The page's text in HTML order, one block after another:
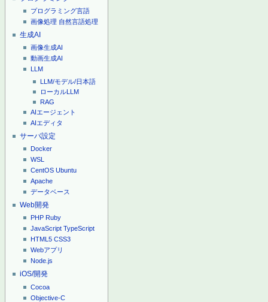
プログラミング言語
画像処理 自然言語処理
生成AI
画像生成AI
動画生成AI
LLM
LLM/モデル/日本語
ローカルLLM
RAG
AIエージェント
AIエディタ
サーバ設定
Docker
WSL
CentOS Ubuntu
Apache
データベース
Web開発
PHP Ruby
JavaScript TypeScript
HTML5 CSS3
Webアプリ
Node.js
iOS/開発
Cocoa
Objective-C